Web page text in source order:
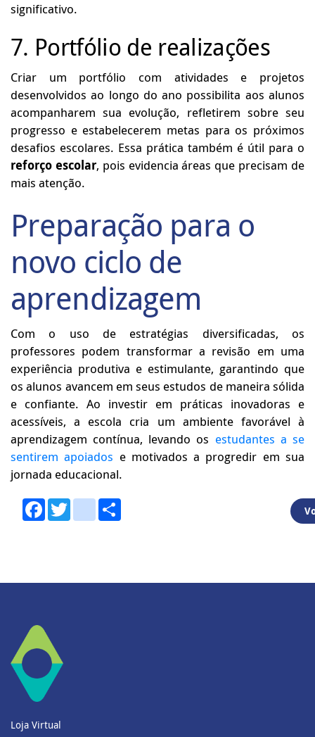
significativo.
7. Portfólio de realizações
Criar um portfólio com atividades e projetos
desenvolvidos ao longo do ano possibilita aos alunos
acompanharem sua evolução, refletirem sobre seu
progresso e estabelecerem metas para os próximos
desafios escolares. Essa prática também é útil para o
reforço escolar, pois evidencia áreas que precisam de
mais atenção.
Preparação para o
novo ciclo de
aprendizagem
Com o uso de estratégias diversificadas, os
professores podem transformar a revisão em uma
experiência produtiva e estimulante, garantindo que
os alunos avancem em seus estudos de maneira sólida
e confiante. Ao investir em práticas inovadoras e
acessíveis, a escola cria um ambiente favorável à
aprendizagem contínua, levando os estudantes a se
sentirem apoiados e motivados a progredir em sua
jornada educacional.
FacebookTwitteryoutube
Loja Virtual